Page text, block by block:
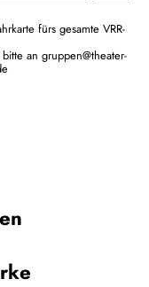
fürs gesamte VRR-
an gruppen@theater-